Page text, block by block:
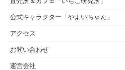
公式キャラクター「やよいちゃん」
アクセス
お問い合わせ
運営会社